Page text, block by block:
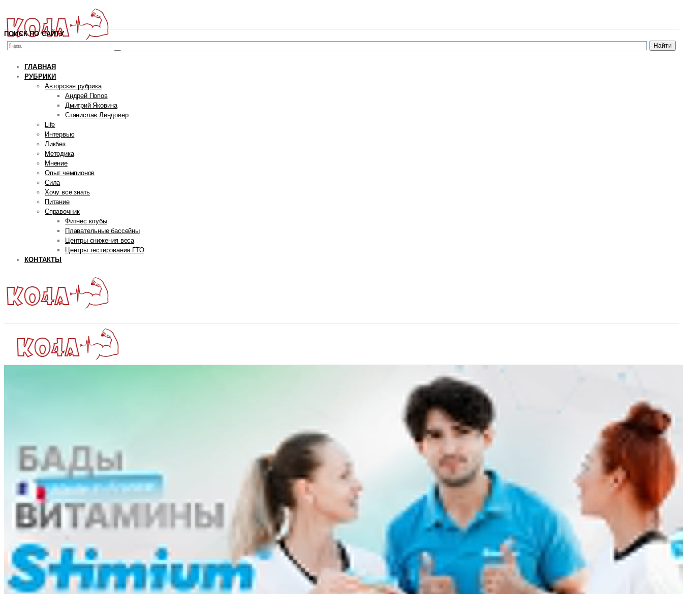
ПОИСК ПО САЙТУ
ГЛАВНАЯ
РУБРИКИ
Авторская рубрика
Андрей Попов
Дмитрий Яковина
Станислав Линдовер
Life
Интервью
Ликбез
Методика
Мнение
Опыт чемпионов
Сила
Хочу все знать
Питание
Справочник
Фитнес клубы
Плавательные бассейны
Центры снижения веса
Центры тестирования ГТО
КОНТАКТЫ
Life
Интервью
Ликбез
Методика
Мнение
Опыт чемпионов
Сила
Хочу все знать
Питание
Справочник
Фитнес клубы
Плавательные бассейны
Центры снижения веса
Центры тестирования ГТО
КОНТАКТЫ